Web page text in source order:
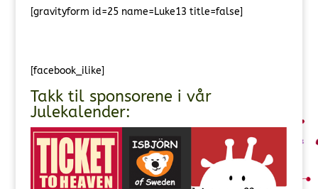
[gravityform id=25 name=Luke13 title=false]
[facebook_ilike]
Takk til sponsorene i vår
Julekalender: